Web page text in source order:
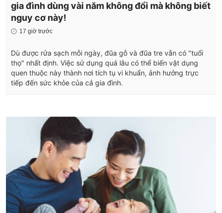
gia đình dùng vài năm không đổi mà không biết
nguy cơ này!
17 giờ trước
Dù được rửa sạch mỗi ngày, đũa gỗ và đũa tre vẫn có "tuổi
thọ" nhất định. Việc sử dụng quá lâu có thể biến vật dụng
quen thuộc này thành nơi tích tụ vi khuẩn, ảnh hưởng trực
tiếp đến sức khỏe của cả gia đình.